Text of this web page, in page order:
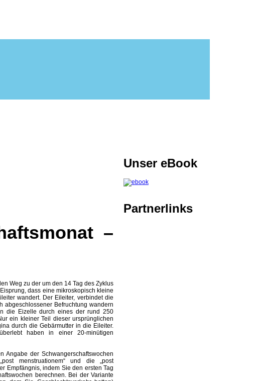
–
Weg zu der um den 14 Tag des Zyklus
dass eine mikroskopisch kleine
wandert. Der Eileiter, verbindet die
abgeschlossener Befruchtung wandern
die Eizelle durch eines der rund 250
ein kleiner Teil dieser ursprünglichen
durch die Gebärmutter in die Eileiter.
haben in einer 20-minütigen
Angabe der Schwangerschaftswochen
menstruationem“ und die „post
Empfängnis, indem Sie den ersten Tag
berechnen. Bei der Variante
Unser eBook
Partnerlinks